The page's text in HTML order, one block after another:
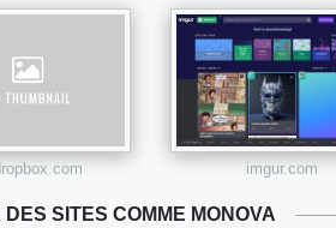
imgur.com
DES SITES COMME MONOVA